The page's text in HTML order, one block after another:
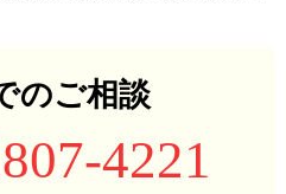
のご相談
4221